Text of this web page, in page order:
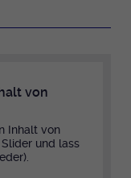
von
Inhalt von
und lass